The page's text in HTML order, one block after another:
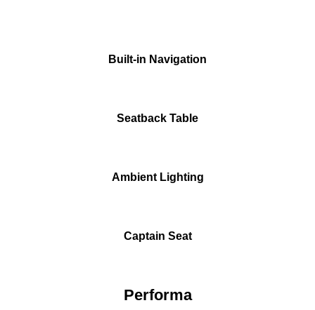
Built-in Navigation
Seatback Table
Ambient Lighting
Captain Seat
Performa